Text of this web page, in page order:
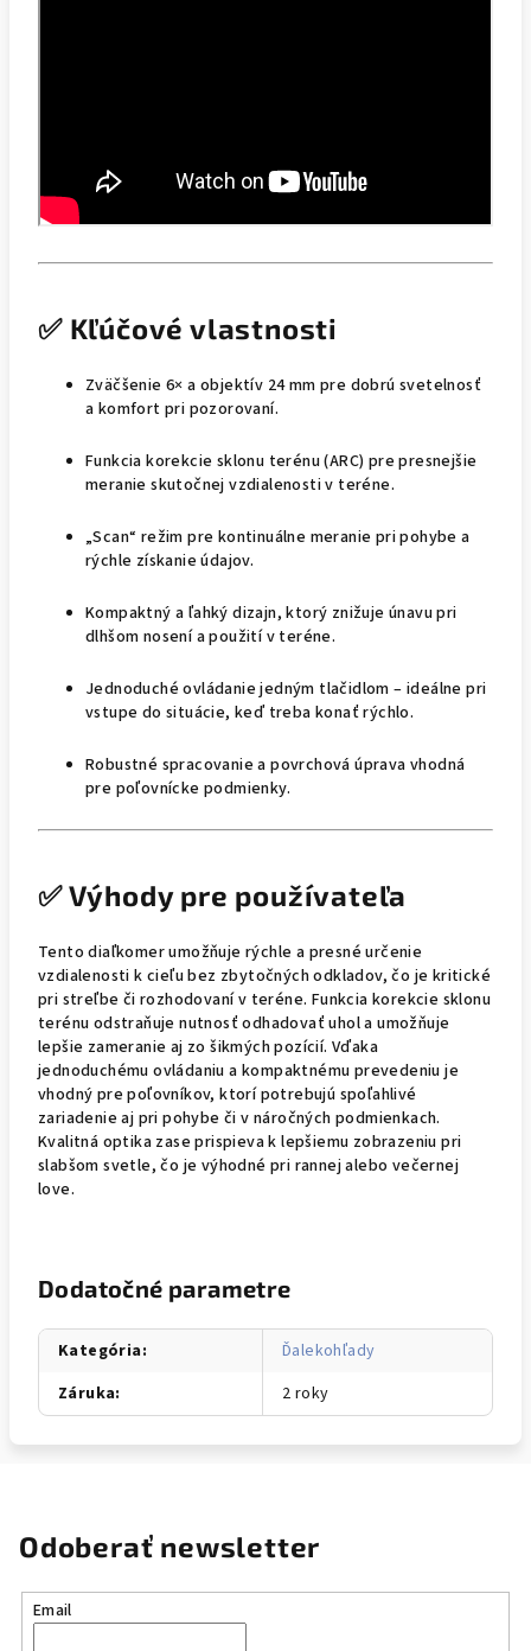
✅ Kľúčové vlastnosti
Zväčšenie 6× a objektív 24 mm pre dobrú svetelnosť
a komfort pri pozorovaní.
Funkcia korekcie sklonu terénu (ARC) pre presnejšie
meranie skutočnej vzdialenosti v teréne.
„Scan“ režim pre kontinuálne meranie pri pohybe a
rýchle získanie údajov.
Kompaktný a ľahký dizajn, ktorý znižuje únavu pri
dlhšom nosení a použití v teréne.
Jednoduché ovládanie jedným tlačidlom – ideálne pri
vstupe do situácie, keď treba konať rýchlo.
Robustné spracovanie a povrchová úprava vhodná
pre poľovnícke podmienky.
✅ Výhody pre používateľa
Tento diaľkomer umožňuje rýchle a presné určenie
vzdialenosti k cieľu bez zbytočných odkladov, čo je kritické
pri streľbe či rozhodovaní v teréne. Funkcia korekcie sklonu
terénu odstraňuje nutnosť odhadovať uhol a umožňuje
lepšie zameranie aj zo šikmých pozícií. Vďaka
jednoduchému ovládaniu a kompaktnému prevedeniu je
vhodný pre poľovníkov, ktorí potrebujú spoľahlivé
zariadenie aj pri pohybe či v náročných podmienkach.
Kvalitná optika zase prispieva k lepšiemu zobrazeniu pri
slabšom svetle, čo je výhodné pri rannej alebo večernej
love.
Dodatočné parametre
Kategória:
Ďalekohľady
Záruka: 2 roky
Odoberať newsletter
Email